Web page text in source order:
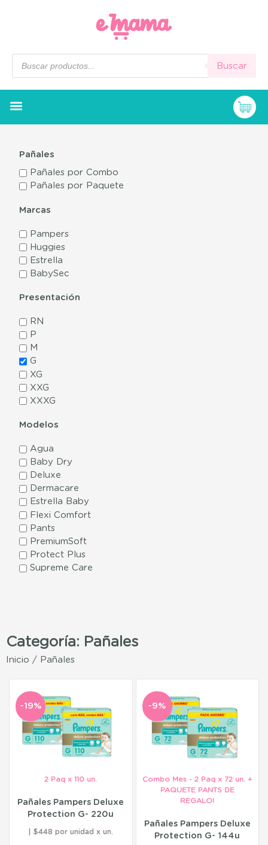
Buscar
Pañales
Pañales por Combo
Pañales por Paquete
Marcas
Pampers
Huggies
Estrella
BabySec
Presentación
RN
P
M
G
XG
XXG
XXXG
Modelos
Agua
Baby Dry
Deluxe
Dermacare
Estrella Baby
Flexi Comfort
Pants
PremiumSoft
Protect Plus
Supreme Care
Categoría: Pañales
Inicio / Pañales
-19%
2 Paq x 110 un.
Pañales Pampers Deluxe
Protection G- 220u
$448 por unidad
-9%
Combo Mes - 2 Paq x 72 un. +
PAQUETE PANTS DE
REGALO!
Pañales Pampers Deluxe
Protection G- 144u